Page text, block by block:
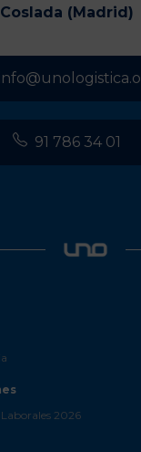
Coslada (Madrid)
91 786 34 01
2026